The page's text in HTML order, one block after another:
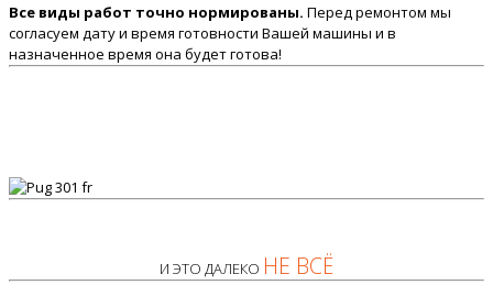
Все виды работ точно нормированы. Перед ремонтом мы
согласуем дату и время готовности Вашей машины и в
назначенное время она будет готова!
И ЭТО ДАЛЕКО НЕ ВСЁ